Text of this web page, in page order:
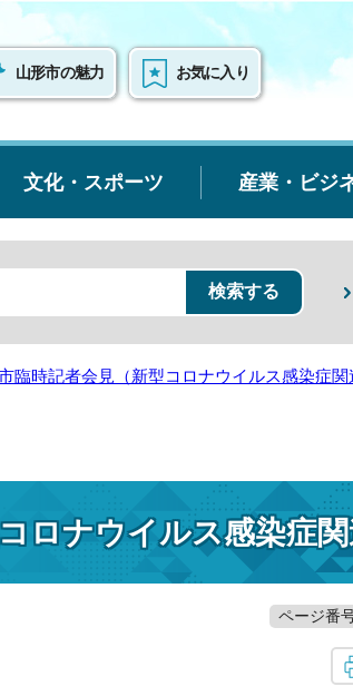
山形市の魅力 お気に入り
文化・スポーツ 産業・ビジ
臨時記者会見（新型コロナウイルス感染症関
ロナウイルス感染症
ページ番